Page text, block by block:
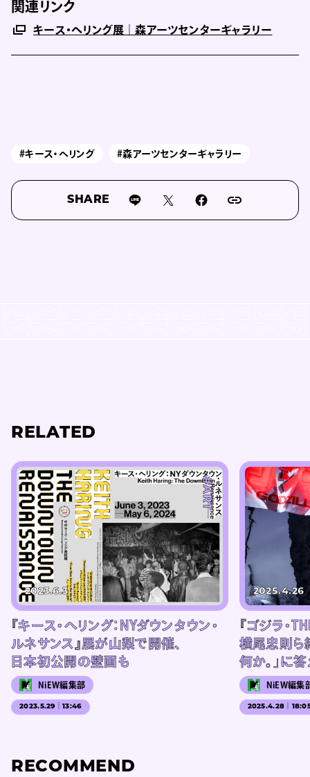
関連リンク
キース・ヘリング展｜森アーツセンターギャラリー
#キース・ヘリング #森アーツセンターギャラリー
SHARE
RELATED
#ART
2023.6.3
『キース・ヘリング：NYダウンタウン・
ルネサンス』展が山梨で開催、
日本初公開の壁画も
NiEW編集部
2023.5.29｜13:46
2025.4.26
『ゴジラ・
横尾忠則ら
何か。」に
NiEW編集
2025.4.28｜
RECOMMEND